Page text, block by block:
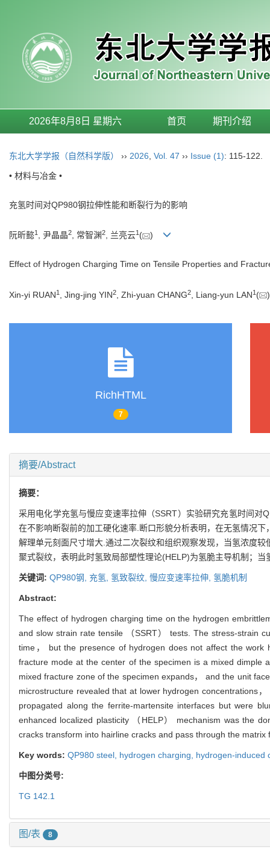
2026年8月8日 星期六 首页 期刊介绍
东北大学学报（自然科学版） ›› 2026 Vol. 47 ›› Issue (1): 115-122.
• 材料与冶金 •
充氢时间对QP980钢拉伸性能和断裂行为的影响
阮昕懿1 , 尹晶晶2, 常智渊2, 兰亮云1 ( )
Effect of Hydrogen Charging Time on Tensile Properties and
Xin-yi RUAN1 , Jing-jing YIN2 , Zhi-yuan CHANG2 , Liang-yun LAN1 (
RichHTML
7
摘要/Abstract
摘要：
采用电化学充氢与慢应变速率拉伸（SSRT）实验研究充氢时间
在不影响断裂前的加工硬化速率.断口形貌分析表明，在无氢情况
解理单元刻面尺寸增大.通过二次裂纹和组织观察发现，当氢浓度
聚式裂纹，表明此时氢致局部塑性理论(HELP)为氢脆主导机制；
关键词: QP980钢, 充氢, 氢致裂纹, 慢应变速率拉伸, 氢脆机制
Abstract:
The effect of hydrogen charging time on the hydrogen
and slow strain rate tensile （SSRT） tests. The stress-strain
time， but the presence of hydrogen does not affect the
fracture mode at the center of the specimen is a mixed dimple
mixed fracture zone of the specimen expands， and the unit
microstructure revealed that at lower hydrogen concentrations
propagated along the ferrite-martensite interfaces but were
enhanced localized plasticity （HELP） mechanism was the
cracks transform into hairline cracks and pass through the
Key words: QP980 steel, hydrogen charging, hydrogen-induced
中图分类号:
TG 142.1
图/表 8